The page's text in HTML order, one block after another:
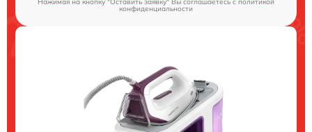
конфиденциальности